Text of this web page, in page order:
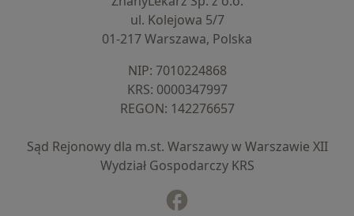
ul. Kolejowa 5/7
01-217 Warszawa, Polska
NIP: ⁠7010224868
KRS: ⁠0000347997
REGON: ⁠142276657
Sąd Rejonowy dla m.st. Warszawy w Warszawie XII
Wydział Gospodarczy KRS